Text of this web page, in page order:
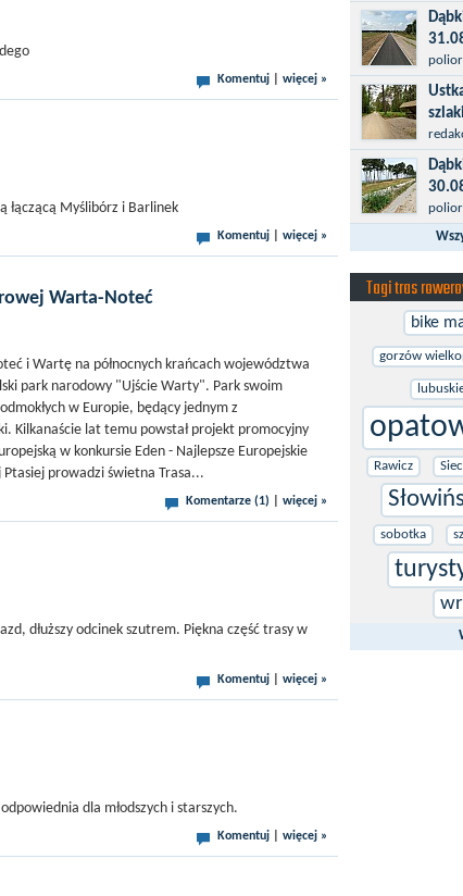
Komentuj więcej »
Myślibórz i Barlinek
Komentuj więcej »
Warta-Noteć
i Wartę na północnych krańcach województwa
park narodowy "Ujście Warty". Park swoim
w Europie, będący jednym z
Kilkanaście lat temu powstał projekt promocyjny
w konkursie Eden - Najlepsze Europejskie
prowadzi świetna Trasa...
Komentarze (1) więcej »
dłuższy odcinek szutrem. Piękna część trasy w
Komentuj więcej »
dla młodszych i starszych.
Komentuj więcej »
trasa
trasa
10,
Start
Tagi tras
bike
gorzów
Rawicz
sobotka